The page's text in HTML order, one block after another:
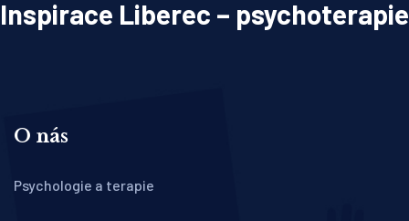
Inspirace Liberec – psychoterapie
O nás
Psychologie a terapie